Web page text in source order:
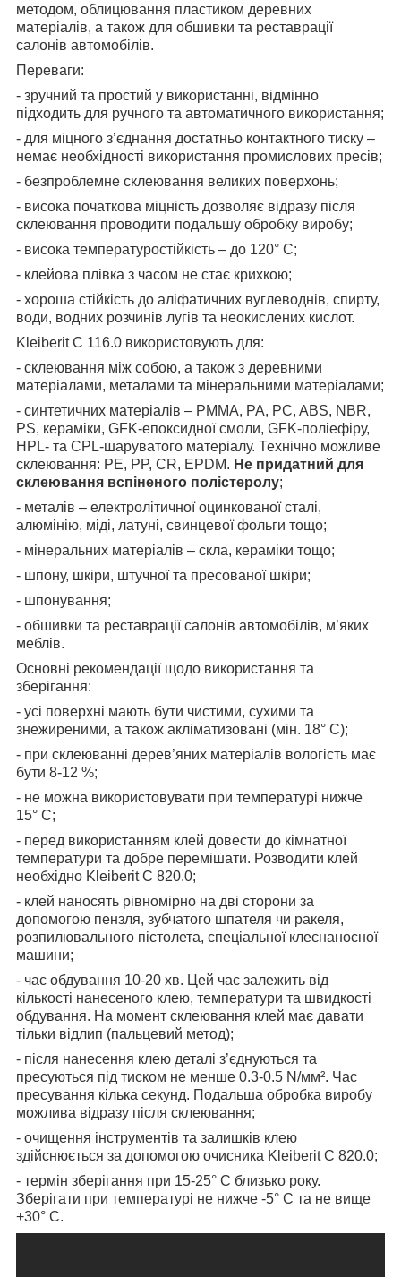
методом, облицювання пластиком деревних
матеріалів, а також для обшивки та реставрації
салонів автомобілів.
Переваги:
- зручний та простий у використанні, відмінно
підходить для ручного та автоматичного використання;
- для міцного з’єднання достатньо контактного тиску –
немає необхідності використання промислових пресів;
- безпроблемне склеювання великих поверхонь;
- висока початкова міцність дозволяє відразу після
склеювання проводити подальшу обробку виробу;
- висока температуростійкість – до 120° C;
- клейова плівка з часом не стає крихкою;
- хороша стійкість до аліфатичних вуглеводнів, спирту,
води, водних розчинів лугів та неокислених кислот.
Kleiberit С 116.0 використовують для:
- склеювання між собою, а також з деревними
матеріалами, металами та мінеральними матеріалами;
- синтетичних матеріалів – PMMA, PA, PC, ABS, NBR,
PS, кераміки, GFK-епоксидної смоли, GFK-поліефіру,
HPL- та CPL-шаруватого матеріалу. Технічно можливе
склеювання: PE, PP, CR, EPDM. Не придатний для
склеювання вспіненого полістеролу;
- металів – електролітичної оцинкованої сталі,
алюмінію, міді, латуні, свинцевої фольги тощо;
- мінеральних матеріалів – скла, кераміки тощо;
- шпону, шкіри, штучної та пресованої шкіри;
- шпонування;
- обшивки та реставрації салонів автомобілів, м’яких
меблів.
Основні рекомендації щодо використання та
зберігання:
- усі поверхні мають бути чистими, сухими та
знежиреними, а також акліматизовані (мін. 18° C);
- при склеюванні дерев’яних матеріалів вологість має
бути 8-12 %;
- не можна використовувати при температурі нижче
15° С;
- перед використанням клей довести до кімнатної
температури та добре перемішати. Розводити клей
необхідно Kleiberit C 820.0;
- клей наносять рівномірно на дві сторони за
допомогою пензля, зубчатого шпателя чи ракеля,
розпилювального пістолета, спеціальної клеєнаносної
машини;
- час обдування 10-20 хв. Цей час залежить від
кількості нанесеного клею, температури та швидкості
обдування. На момент склеювання клей має давати
тільки відлип (пальцевий метод);
- після нанесення клею деталі з’єднуються та
пресуються під тиском не менше 0.3-0.5 N/мм². Час
пресування кілька секунд. Подальша обробка виробу
можлива відразу після склеювання;
- очищення інструментів та залишків клею
здійснюється за допомогою очисника Kleiberit С 820.0;
- термін зберігання при 15-25° C близько року.
Зберігати при температурі не нижче -5° C та не вище
+30° C.